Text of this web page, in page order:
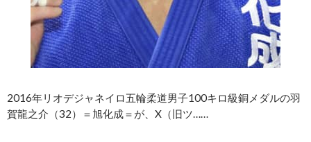
2016年リオデジャネイロ五輪柔道男子100キロ級銅メダルの羽
賀龍之介（32）＝旭化成＝が、X（旧ツ……